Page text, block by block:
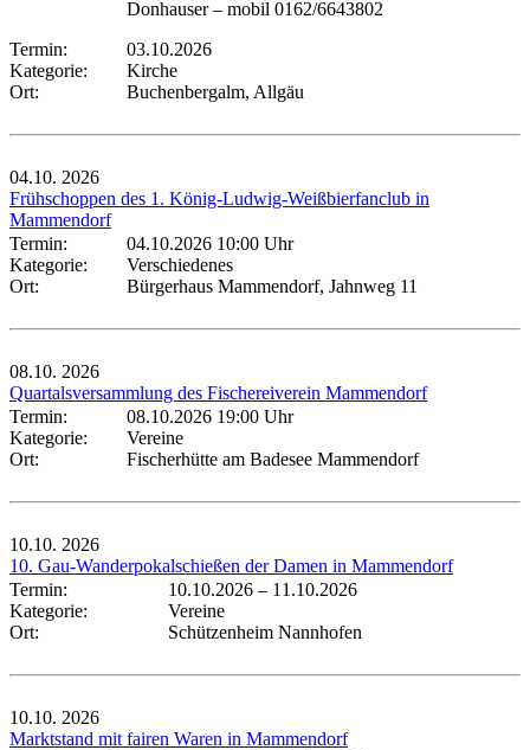
Donhauser – mobil 0162/6643802
Termin:
03.10.2026
Kategorie:
Kirche
Ort:
Buchenbergalm, Allgäu
04.10. 2026
Frühschoppen des 1. König-Ludwig-Weißbierfanclub in
Mammendorf
Termin:
04.10.2026 10:00 Uhr
Kategorie:
Verschiedenes
Ort:
Bürgerhaus Mammendorf, Jahnweg 11
08.10. 2026
Quartalsversammlung des Fischereiverein Mammendorf
Termin:
08.10.2026 19:00 Uhr
Kategorie:
Vereine
Ort:
Fischerhütte am Badesee Mammendorf
10.10. 2026
10. Gau-Wanderpokalschießen der Damen in Mammendorf
Termin:
10.10.2026 – 11.10.2026
Kategorie:
Vereine
Ort:
Schützenheim Nannhofen
10.10. 2026
Marktstand mit fairen Waren in Mammendorf